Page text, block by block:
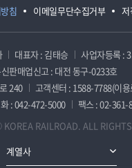
침 이메일무단수집거부 저
대표자 : 김태승
사업자등록 :
판매업신고 : 대전 동구-0233호
240
고객센터 : 1588-7788(이
: 042-472-5000
팩스 : 02-361-
RAILROAD. ALL
계열사